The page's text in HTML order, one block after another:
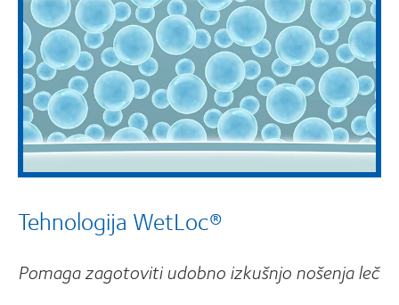
Tehnologija WetLoc®
Pomaga zagotoviti udobno izkušnjo nošenja leč